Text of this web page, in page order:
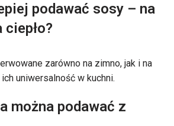
podawać sosy – na
zarówno na zimno, jak i na
uniwersalność w kuchni.
można podawać z